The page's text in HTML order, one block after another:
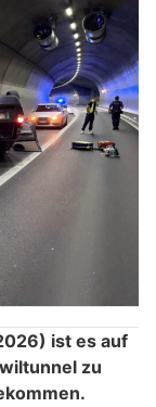
ist es auf
zu